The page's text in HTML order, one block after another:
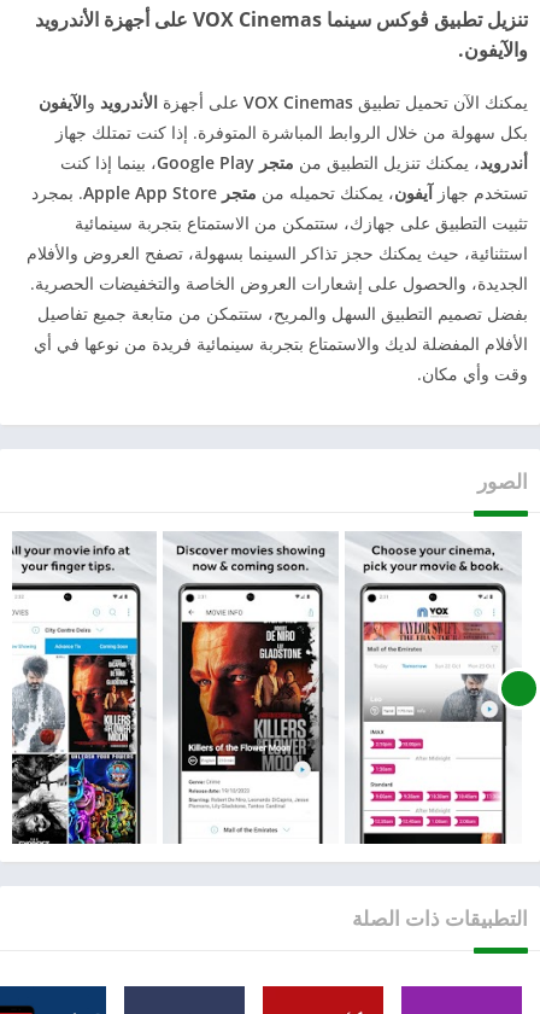
تنزيل تطبيق ڤوكس سينما VOX Cinemas على أجهزة الأندرويد
والآيفون.
يمكنك الآن تحميل تطبيق VOX Cinemas على أجهزة الأندرويد والآيفون
بكل سهولة من خلال الروابط المباشرة المتوفرة. إذا كنت تمتلك جهاز
أندرويد، يمكنك تنزيل التطبيق من متجر Google Play
، بينما إذا كنت
تستخدم جهازآيفون، يمكنك تحميله من متجر Apple App Store
. بمجرد
تثبيت التطبيق على جهازك، ستتمكن من الاستمتاع بتجربة سينمائية
استثنائية، حيث يمكنك حجز تذاكر السينما بسهولة، تصفح العروض والأفلام
الجديدة، والحصول على إشعارات العروض الخاصة والتخفيضات الحصرية.
بفضل تصميم التطبيق السهل والمريح، ستتمكن من متابعة جميع تفاصيل
الأفلام المفضلة لديك والاستمتاع بتجربة سينمائية فريدة من نوعها في أي
وقت وأي مكان.
الصور
التطبيقات ذات الصلة